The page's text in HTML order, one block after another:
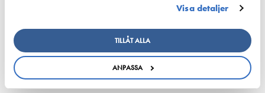
Visa detaljer
TILLÅT ALLA
ANPASSA
att stärka sjöfartens resiliens
24. juni 2026 - Suomen Varustamot Ry